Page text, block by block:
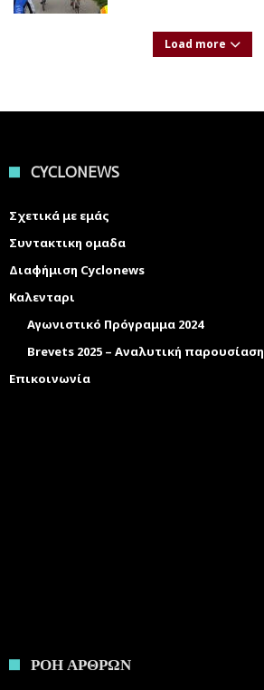
Load more
CYCLONEWS
Σχετικά με εμάς
Συντακτικη ομαδα
Διαφήμιση Cyclonews
Καλενταρι
Αγωνιστικό Πρόγραμμα 2024
Brevets 2025 – Αναλυτική παρουσίαση
Επικοινωνία
ΡΟΗ ΑΡΘΡΩΝ